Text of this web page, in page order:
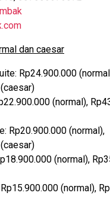
dan caesar
Rp24.900.000
(normal),
Rp20.900.000 (normal),
(normal),
(normal),